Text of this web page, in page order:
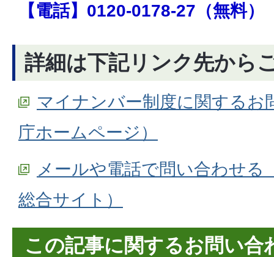
【電話】0120-0178-27（無料）
詳細は下記リンク先から
マイナンバー制度に関するお
庁ホームページ）
メールや電話で問い合わせる
総合サイト）
この記事に関するお問い合